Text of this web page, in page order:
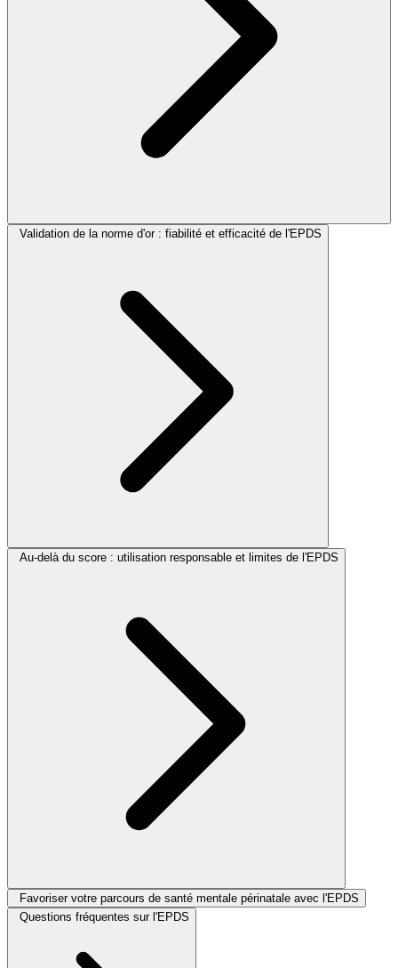
Validation de la norme d'or : fiabilité et efficacité de l'EPDS
Au‑delà du score : utilisation responsable et limites de l'EPDS
Favoriser votre parcours de santé mentale périnatale avec l'EPDS
Questions fréquentes sur l'EPDS